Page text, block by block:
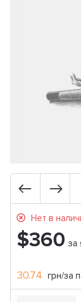
Нет в
$360 за
30.74 грн/за